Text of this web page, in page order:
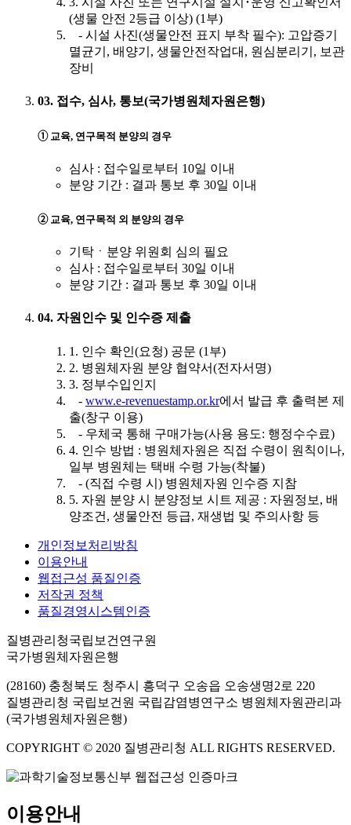
(생물 안전 2등급 이상) (1부)
- 시설 사진(생물안전 표지 부착 필수): 고압증기
멸균기, 배양기, 생물안전작업대, 원심분리기, 보관
장비
03. 접수, 심사, 통보(국가병원체자원은행)
➀ 교육, 연구목적 분양의 경우
심사 : 접수일로부터 10일 이내
분양 기간 : 결과 통보 후 30일 이내
➁ 교육, 연구목적 외 분양의 경우
기탁ㆍ분양 위원회 심의 필요
심사 : 접수일로부터 30일 이내
분양 기간 : 결과 통보 후 30일 이내
04. 자원인수 및 인수증 제출
1. 인수 확인(요청) 공문 (1부)
2. 병원체자원 분양 협약서(전자서명)
3. 정부수입인지
- www.e-revenuestamp.or.kr에서 발급 후 출력본 제
출(창구 이용)
- 우체국 통해 구매가능(사용 용도: 행정수수료)
4. 인수 방법 : 병원체자원은 직접 수령이 원칙이나,
일부 병원체는 택배 수령 가능(착불)
- (직접 수령 시) 병원체자원 인수증 지참
5. 자원 분양 시 분양정보 시트 제공 : 자원정보, 배
양조건, 생물안전 등급, 재생법 및 주의사항 등
개인정보처리방침
이용안내
웹접근성 품질인증
저작권 정책
품질경영시스템인증
질병관리청국립보건연구원
국가병원체자원은행
(28160) 충청북도 청주시 흥덕구 오송읍 오송생명2로 220
질병관리청 국립보건원 국립감염병연구소 병원체자원관리과
(국가병원체자원은행)
COPYRIGHT © 2020 질병관리청 ALL RIGHTS RESERVED.
이용안내